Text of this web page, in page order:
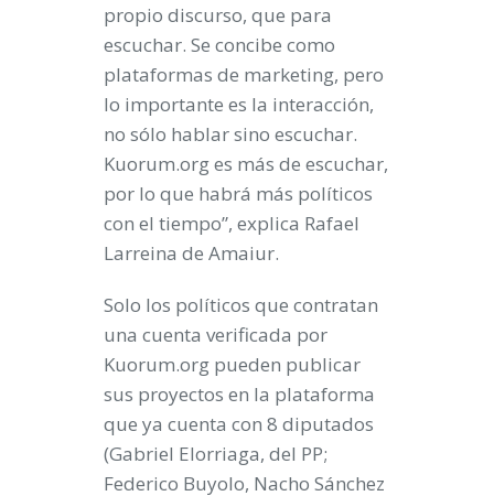
propio discurso, que para
escuchar. Se concibe como
plataformas de marketing, pero
lo importante es la interacción,
no sólo hablar sino escuchar.
Kuorum.org es más de escuchar,
por lo que habrá más políticos
con el tiempo”, explica Rafael
Larreina de Amaiur.
Solo los políticos que contratan
una cuenta verificada por
Kuorum.org pueden publicar
sus proyectos en la plataforma
que ya cuenta con 8 diputados
(Gabriel Elorriaga, del PP;
Federico Buyolo, Nacho Sánchez